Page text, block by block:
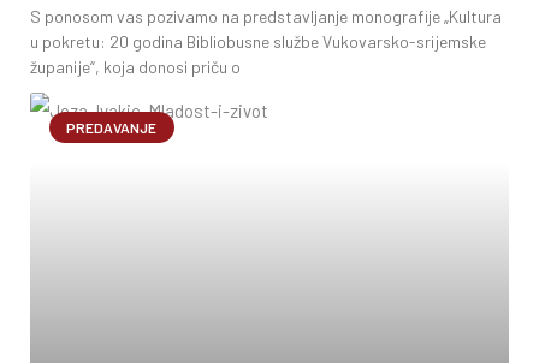
S ponosom vas pozivamo na predstavljanje monografije „Kultura
u pokretu: 20 godina Bibliobusne službe Vukovarsko-srijemske
županije“, koja donosi priču o
PREDAVANJE